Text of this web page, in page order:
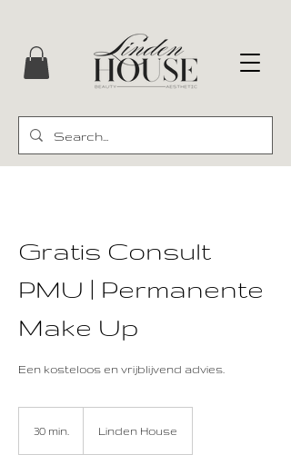
Gratis Consult
PMU | Permanente
Make Up
Een kosteloos en vrijblijvend advies.
30 min. Linden House